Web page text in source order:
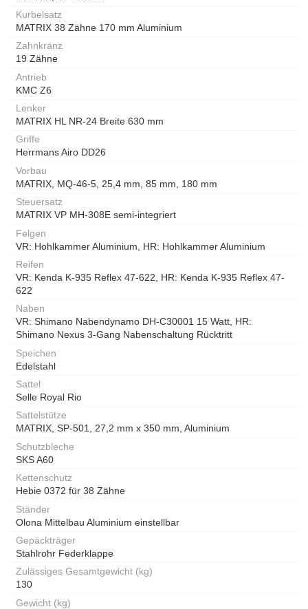
Kurbelsatz
MATRIX 38 Zähne 170 mm Aluminium
Zahnkranz
19 Zähne
Antrieb
KMC Z6
Lenker
MATRIX HL NR-24 Breite 630 mm
Griffe
Herrmans Airo DD26
Vorbau
MATRIX, MQ-46-5, 25,4 mm, 85 mm, 180 mm
Steuersatz
MATRIX VP MH-308E semi-integriert
Felgen
VR: Hohlkammer Aluminium, HR: Hohlkammer Aluminium
Reifen
VR: Kenda K-935 Reflex 47-622, HR: Kenda K-935 Reflex 47-
622
Naben
VR: Shimano Nabendynamo DH-C30001 15 Watt, HR:
Shimano Nexus 3-Gang Nabenschaltung Rücktritt
Speichen
Edelstahl
Sattel
Selle Royal Rio
Sattelstütze
MATRIX, SP-501, 27,2 mm x 350 mm, Aluminium
Schutzbleche
SKS A60
Kettenschutz
Hebie 0372 für 38 Zähne
Ständer
Olona Mittelbau Aluminium einstellbar
Gepäckträger
Stahlrohr Federklappe
Zulässiges Gesamtgewicht (kg)
130
Gewicht (kg)